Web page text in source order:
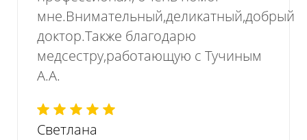
мне.Внимательный,деликатный,добрый
доктор.Также благодарю
медсестру,работающую с Тучиным
А.А.
Светлана